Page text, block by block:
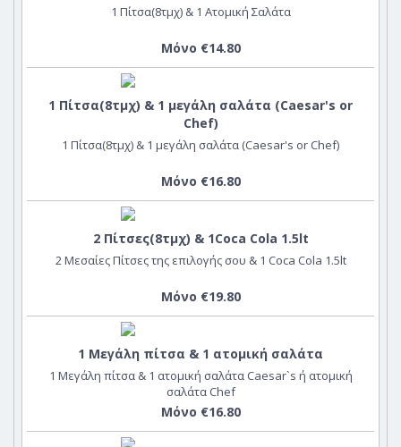
1 Πίτσα(8τμχ) & 1 Ατομική Σαλάτα
Μόνο €14.80
1 Πίτσα(8τμχ) & 1 μεγάλη σαλάτα (Caesar's or
Chef)
1 Πίτσα(8τμχ) & 1 μεγάλη σαλάτα (Caesar's or Chef)
Μόνο €16.80
2 Πίτσες(8τμχ) & 1Coca Cola 1.5lt
2 Μεσαίες Πίτσες της επιλογής σου & 1 Coca Cola 1.5lt
Μόνο €19.80
1 Μεγάλη πίτσα & 1 ατομική σαλάτα
1 Μεγάλη πίτσα & 1 ατομική σαλάτα Caesar`s ή ατομική
σαλάτα Chef
Μόνο €16.80